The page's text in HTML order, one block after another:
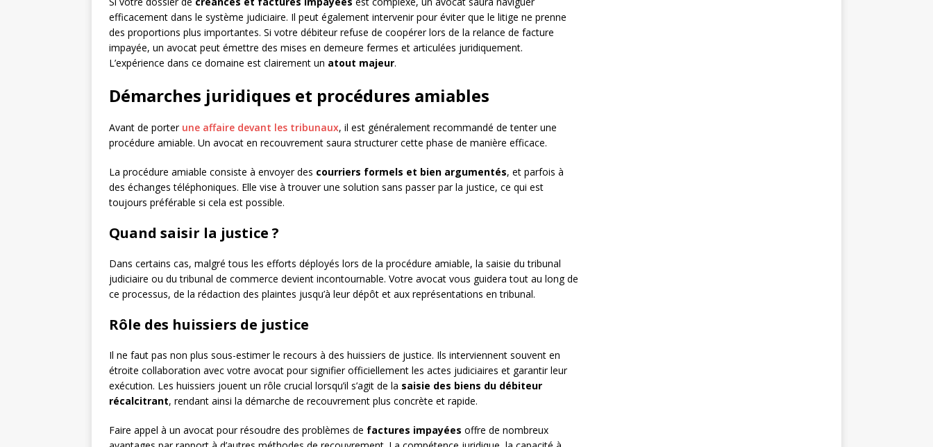
efficacement dans le système judiciaire. Il peut également intervenir pour éviter que le litige ne prenne
des proportions plus importantes. Si votre débiteur refuse de coopérer lors de la relance de facture
impayée, un avocat peut émettre des mises en demeure fermes et articulées juridiquement.
L’expérience dans ce domaine est clairement un atout majeur.
Démarches juridiques et procédures amiables
Avant de porter une affaire devant les tribunaux, il est généralement recommandé de tenter une
procédure amiable. Un avocat en recouvrement saura structurer cette phase de manière efficace.
La procédure amiable consiste à envoyer des courriers formels et bien argumentés, et parfois à
des échanges téléphoniques. Elle vise à trouver une solution sans passer par la justice, ce qui est
toujours préférable si cela est possible.
Quand saisir la justice ?
Dans certains cas, malgré tous les efforts déployés lors de la procédure amiable, la saisie du tribunal
judiciaire ou du tribunal de commerce devient incontournable. Votre avocat vous guidera tout au long de
ce processus, de la rédaction des plaintes jusqu’à leur dépôt et aux représentations en tribunal.
Rôle des huissiers de justice
Il ne faut pas non plus sous-estimer le recours à des huissiers de justice. Ils interviennent souvent en
étroite collaboration avec votre avocat pour signifier officiellement les actes judiciaires et garantir leur
exécution. Les huissiers jouent un rôle crucial lorsqu’il s’agit de la saisie des biens du débiteur
récalcitrant, rendant ainsi la démarche de recouvrement plus concrète et rapide.
Faire appel à un avocat pour résoudre des problèmes de factures impayées offre de nombreux